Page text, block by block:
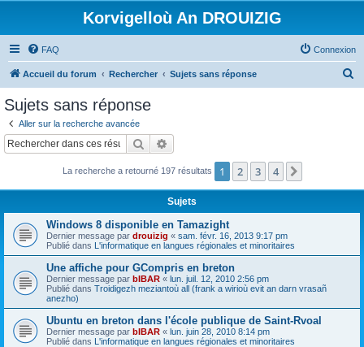
Korvigelloù An DROUIZIG
FAQ Connexion
Accueil du forum Rechercher Sujets sans réponse
c
Sujets sans réponse
Aller sur la recherche avancée
Rechercher
La recherche a retourné 197 résultats 1 2 3 4
Sujets
Windows 8 disponible en Tamazight
Dernier message par drouizig « sam. févr. 16, 2013 9:17 pm
Publié dans L'informatique en langues régionales et minoritaires
Une affiche pour GCompris en breton
Dernier message par bIBAR « lun. juil. 12, 2010 2:56 pm
Publié dans Troidigezh meziantoù all (frank a wirioù evit an darn vrasañ
anezho)
Ubuntu en breton dans l'école publique de Saint-Rvoal
Dernier message par bIBAR « lun. juin 28, 2010 8:14 pm
Publié dans L'informatique en langues régionales et minoritaires